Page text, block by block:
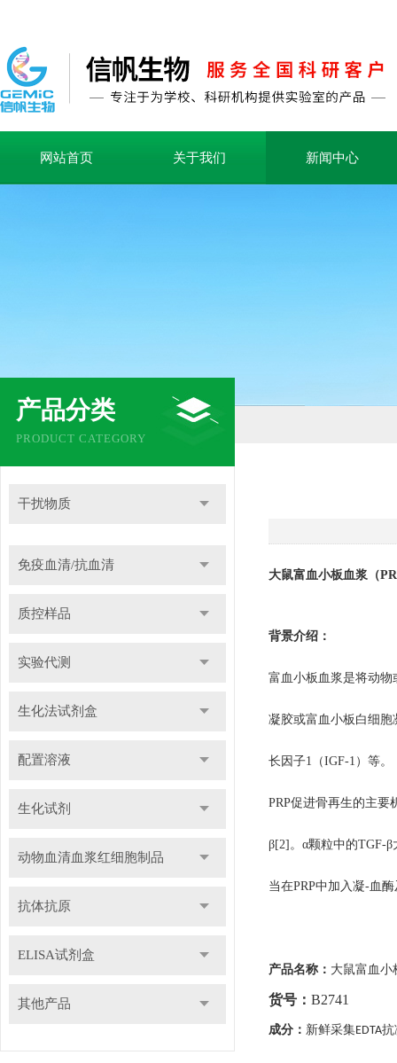
网站首页 关于我们 新闻中心
产品分类
PRODUCT CATEGORY
干扰物质
免疫血清/抗血清
质控样品
实验代测
生化法试剂盒
配置溶液
生化试剂
动物血清血浆红细胞制品
抗体抗原
ELISA试剂盒
其他产品
大鼠富血小板血浆（
背景介绍：
富血小板血浆是将动
凝胶或富血小板白细胞
长因子1（IGF-1）等。
PRP促进骨再生的主要
β[2]。α颗粒中的TGF-
当在PRP中加入凝-血
产品名称 ： 大鼠富血小
货号： B2741
成分： 新鲜采集EDTA抗